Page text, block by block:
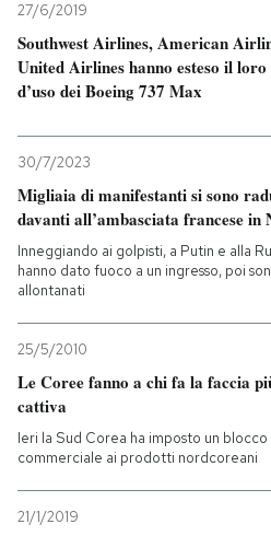
27/6/2019
Southwest Airlines, American
United Airlines hanno esteso il
d’uso dei Boeing 737 Max
30/7/2023
Migliaia di manifestanti si sono
davanti all’ambasciata francese in
Inneggiando ai golpisti, a Putin e alla
hanno dato fuoco a un ingresso, poi
allontanati
25/5/2010
Le Coree fanno a chi fa la faccia
cattiva
Ieri la Sud Corea ha imposto un blocco
commerciale ai prodotti nordcoreani
21/1/2019